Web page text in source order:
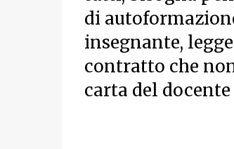
di
insegnante,
contratto che
carta del